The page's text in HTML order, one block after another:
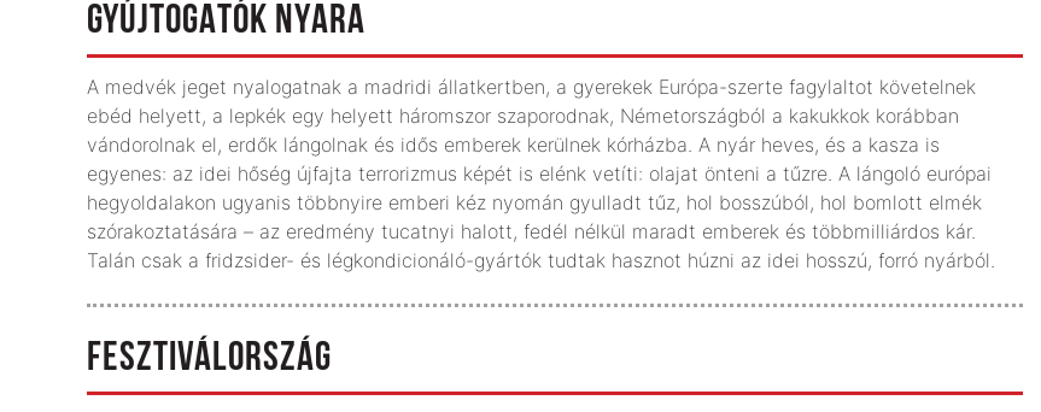
GYÚJTOGATÓK NYARA
A medvék jeget nyalogatnak a madridi állatkertben, a gyerekek Európa-szerte fagylaltot követelnek
ebéd helyett, a lepkék egy helyett háromszor szaporodnak, Németországból a kakukkok korábban
vándorolnak el, erdők lángolnak és idős emberek kerülnek kórházba. A nyár heves, és a kasza is
egyenes: az idei hőség újfajta terrorizmus képét is elénk vetíti: olajat önteni a tűzre. A lángoló európai
hegyoldalakon ugyanis többnyire emberi kéz nyomán gyulladt tűz, hol bosszúból, hol bomlott elmék
szórakoztatására – az eredmény tucatnyi halott, fedél nélkül maradt emberek és többmilliárdos kár.
Talán csak a fridzsider- és légkondicionáló-gyártók tudtak hasznot húzni az idei hosszú, forró nyárból.
FESZTIVÁLORSZÁG